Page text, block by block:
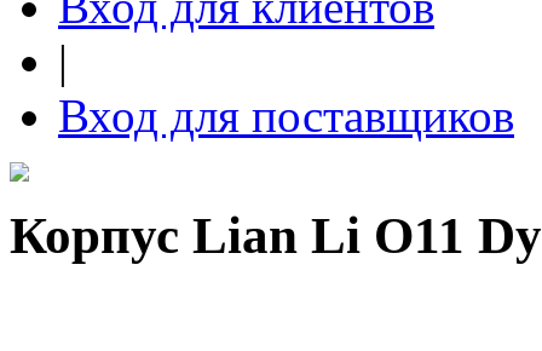
|
Вход для поставщиков
Корпус Lian Li O11